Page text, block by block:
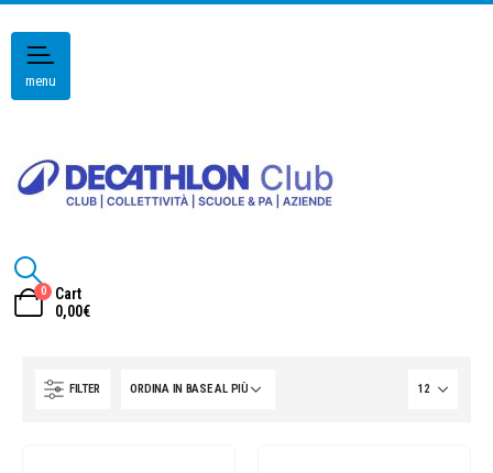
menu
0
Cart
0,00€
FILTER